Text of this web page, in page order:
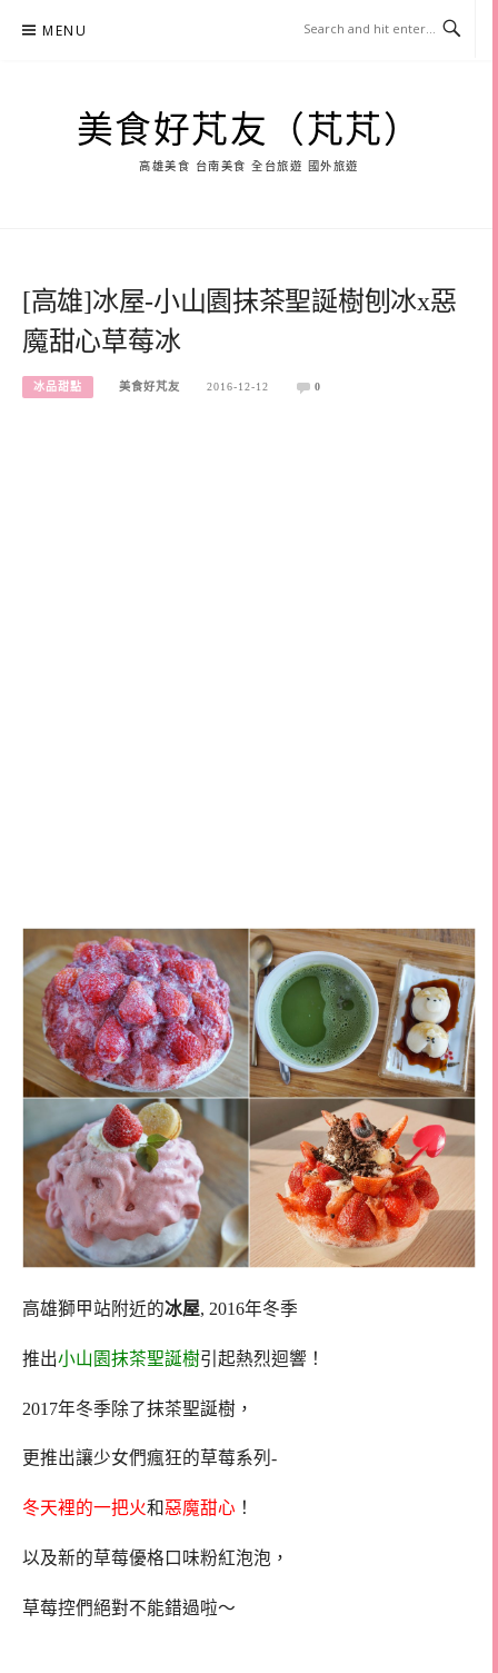
MENU
美食好芃友（芃芃）
高雄美食 台南美食 全台旅遊 國外旅遊
[高雄]冰屋-小山園抹茶聖誕樹刨冰x惡
魔甜心草莓冰
冰品甜點 美食好芃友 2016-12-12 0
高雄獅甲站附近的冰屋, 2016年冬季
推出小山園抹茶聖誕樹引起熱烈迴響！
2017年冬季除了抹茶聖誕樹，
更推出讓少女們瘋狂的草莓系列-
冬天裡的一把火和惡魔甜心 ！
以及新的草莓優格口味粉紅泡泡，
草莓控們絕對不能錯過啦～